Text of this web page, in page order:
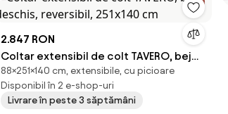
2.847 RON
Coltar extensibil de colt TAVERO, bej
deschis, reversibil, 251x140 cm
88×251×140 cm, extensibile, cu picioare
Disponibil în 2 e-shop-uri
Livrare în peste 3 săptămâni